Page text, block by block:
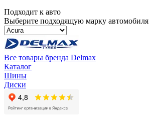
Подходит к авто
Выберите подходящую марку автомобиля
Все товары бренда Delmax
Каталог
Шины
Диски